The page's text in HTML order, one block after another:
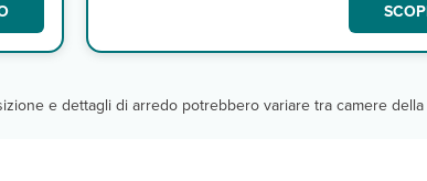
e dettagli di arredo potrebbero variare tra camere